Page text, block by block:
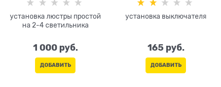
установка люстры простой
на 2-4 светильника
1 000 руб.
ДОБАВИТЬ
установка выключателя
165 руб.
ДОБАВИТЬ